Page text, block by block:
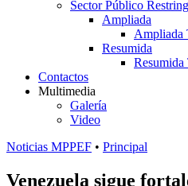
Sector Público
Ampliada
Ampliada
Resumida
Resumida
Contactos
Multimedia
Galería
Video
Noticias MPPEF • Principal
Venezuela sigue